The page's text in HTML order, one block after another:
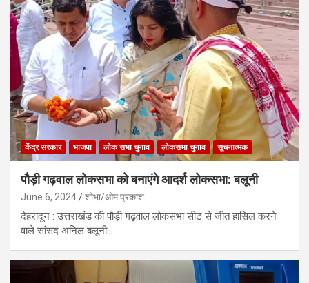
केंद्र सरकार भाजपा लोक सभा चुनाव लोकसभा चुनाव सूचनात्मक
पौड़ी गढ़वाल लोकसभा को बनाएंगे आदर्श लोकसभा: बलूनी
June 6, 2024 शोभा/ओम प्रकाश
देहरादून : उत्तराखंड की पौड़ी गढ़वाल लोकसभा सीट से जीत हासिल करने
वाले सांसद अनिल बलूनी…